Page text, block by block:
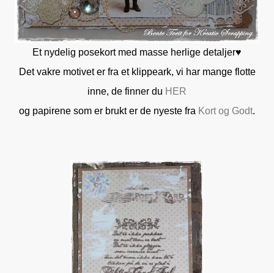
Et nydelig posekort med masse herlige detaljer♥
Det vakre motivet er fra et klippeark, vi har mange flotte
inne, de finner du HER
og papirene som er brukt er de nyeste fra Kort og Godt.